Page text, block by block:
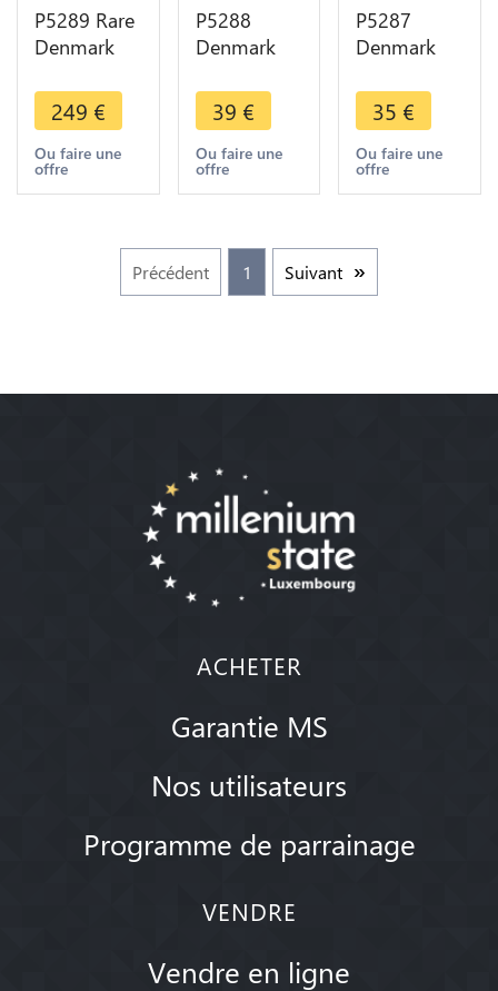
P5289 Rare
Denmark
Oscar II
1877 Silver
-> M Offer
249 €
Ou faire une
offre
P5288
Denmark
King
Frederik IX
1968 Silver
UNC -> M
39 €
Ou faire une
offre
P5287
Denmark
King
Frederik IX
1967 Silver
UNC -> M
35 €
Ou faire une
offre
Précédent 1 Suivant
ACHETER
Garantie MS
Nos utilisateurs
Programme de parrainage
VENDRE
Vendre en ligne